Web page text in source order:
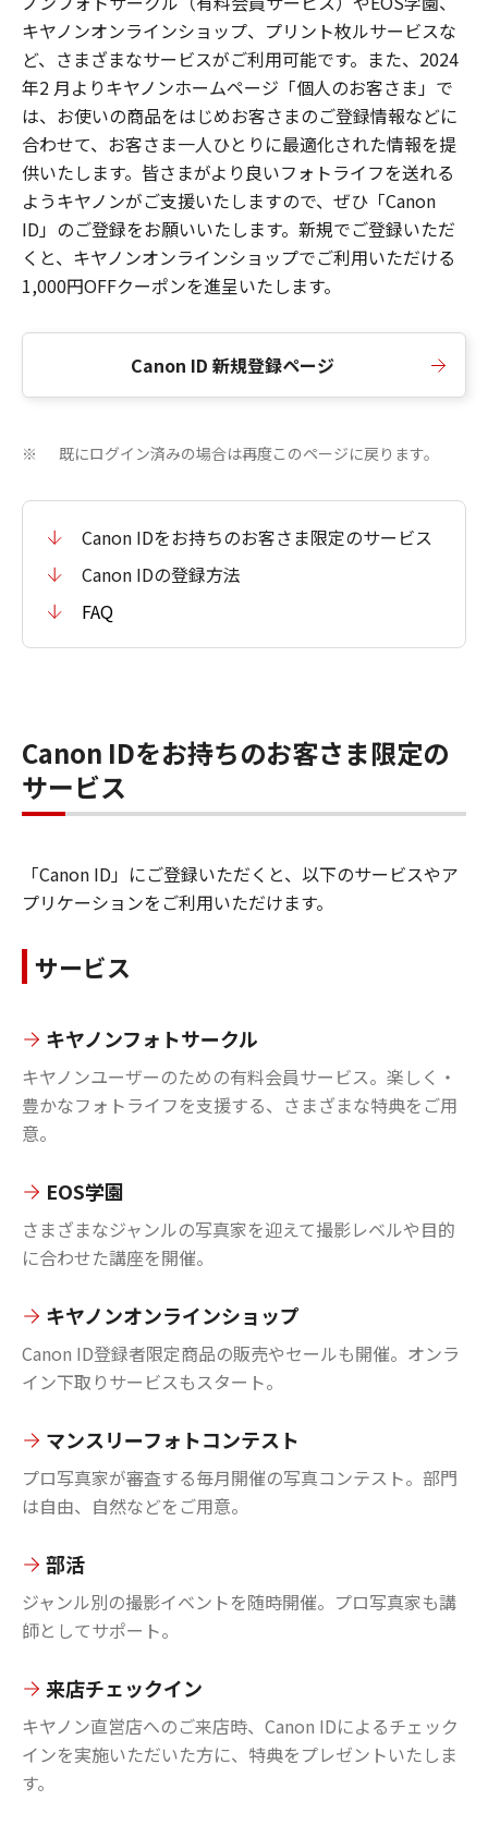
キヤノンオンラインショップ、プリント枚ルサービスな
ど、さまざまなサービスがご利用可能です。また、2024
年2 月よりキヤノンホームページ「個人のお客さま」で
は、お使いの商品をはじめお客さまのご登録情報などに
合わせて、お客さま一人ひとりに最適化された情報を提
供いたします。皆さまがより良いフォトライフを送れる
ようキヤノンがご支援いたしますので、ぜひ「Canon
ID」のご登録をお願いいたします。新規でご登録いただ
くと、キヤノンオンラインショップでご利用いただける
1,000円OFFクーポンを進呈いたします。
Canon ID 新規登録ページ
※ 既にログイン済みの場合は再度このページに戻ります。
Canon IDをお持ちのお客さま限定のサービス
Canon IDの登録方法
FAQ
Canon IDをお持ちのお客さま限定の
サービス
「Canon ID」にご登録いただくと、以下のサービスやア
プリケーションをご利用いただけます。
サービス
キヤノンフォトサークル
キヤノンユーザーのための有料会員サービス。楽しく・
豊かなフォトライフを支援する、さまざまな特典をご用
意。
EOS学園
さまざまなジャンルの写真家を迎えて撮影レベルや目的
に合わせた講座を開催。
キヤノンオンラインショップ
Canon ID登録者限定商品の販売やセールも開催。オンラ
イン下取りサービスもスタート。
マンスリーフォトコンテスト
プロ写真家が審査する毎月開催の写真コンテスト。部門
は自由、自然などをご用意。
部活
ジャンル別の撮影イベントを随時開催。プロ写真家も講
師としてサポート。
来店チェックイン
キヤノン直営店へのご来店時、Canon IDによるチェック
インを実施いただいた方に、特典をプレゼントいたしま
す。